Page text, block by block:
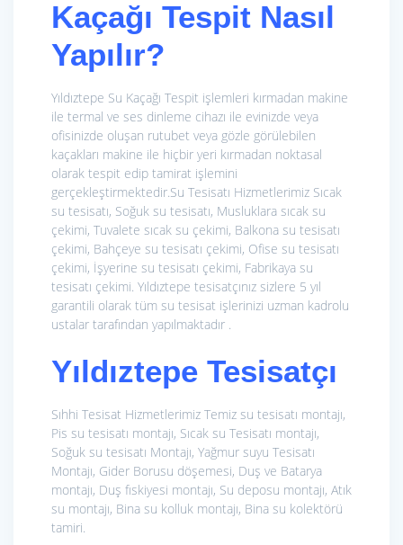
Kaçağı Tespit Nasıl
Yapılır?
Yıldıztepe Su Kaçağı Tespit işlemleri kırmadan makine
ile termal ve ses dinleme cihazı ile evinizde veya
ofisinizde oluşan rutubet veya gözle görülebilen
kaçakları makine ile hiçbir yeri kırmadan noktasal
olarak tespit edip tamirat işlemini
gerçekleştirmektedir.Su Tesisatı Hizmetlerimiz Sıcak
su tesisatı, Soğuk su tesisatı, Musluklara sıcak su
çekimi, Tuvalete sıcak su çekimi, Balkona su tesisatı
çekimi, Bahçeye su tesisatı çekimi, Ofise su tesisatı
çekimi, İşyerine su tesisatı çekimi, Fabrikaya su
tesisatı çekimi. Yıldıztepe tesisatçınız sizlere 5 yıl
garantili olarak tüm su tesisat işlerinizi uzman kadrolu
ustalar tarafından yapılmaktadır .
Yıldıztepe Tesisatçı
Sıhhi Tesisat Hizmetlerimiz Temiz su tesisatı montajı,
Pis su tesisatı montajı, Sıcak su Tesisatı montajı,
Soğuk su tesisatı Montajı, Yağmur suyu Tesisatı
Montajı, Gider Borusu döşemesi, Duş ve Batarya
montajı, Duş fıskiyesi montajı, Su deposu montajı, Atık
su montajı, Bina su kolluk montajı, Bina su kolektörü
tamiri.